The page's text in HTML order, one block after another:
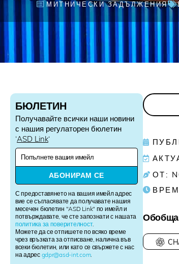
МИТНИЧЕСКИ ЗАДЪЛЖЕНИЯ
БЮЛЕТИН
Получавайте всички наши новини
с нашия регулаторен бюлетин
‘ASD Link‘
N
s
l
e
t
t
e
r
S
i
С предоставянето на вашия имейл адрес
вие се съгласявате да получавате нашия
месечен бюлетин "ASD Link" по имейл и
потвърждавате, че сте запознати с нашата
политика за поверителност.
Можете да се отпишете по всяко време
чрез връзката за отписване, налична във
всеки бюлетин, или като се свържете с нас
на адрес gdpr@asd-int.com.
АБОНИРАМ СЕ
ОТ: